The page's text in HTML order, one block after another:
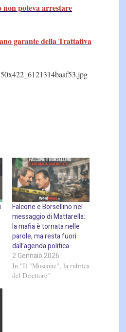
poteva arrestare
garante della Trattativa
Falcone e Borsellino nel
messaggio di Mattarella:
la mafia è tornata nelle
parole, ma resta fuori
dall’agenda politica
2 Gennaio 2026
In "Il "Moscone", la rubrica
del Direttore"